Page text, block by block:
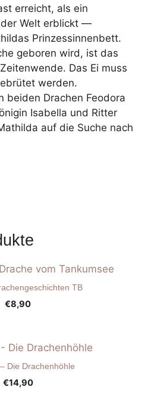
erreicht, als ein
Welt erblickt ―
Prinzessinnenbett.
geboren wird, ist das
Das Ei muss
werden.
beiden Drachen Feodora
Isabella und Ritter
auf die Suche nach
TB
€8,90
Die Drachenhöhle
€14,90